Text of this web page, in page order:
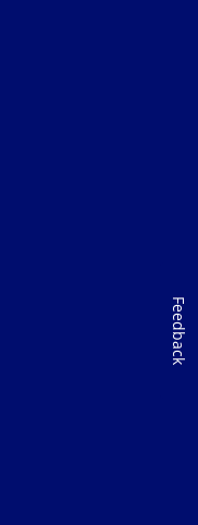
Feedback